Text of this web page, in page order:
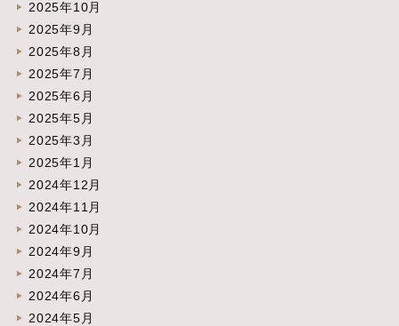
2025年10月
2025年9月
2025年8月
2025年7月
2025年6月
2025年5月
2025年3月
2025年1月
2024年12月
2024年11月
2024年10月
2024年9月
2024年7月
2024年6月
2024年5月